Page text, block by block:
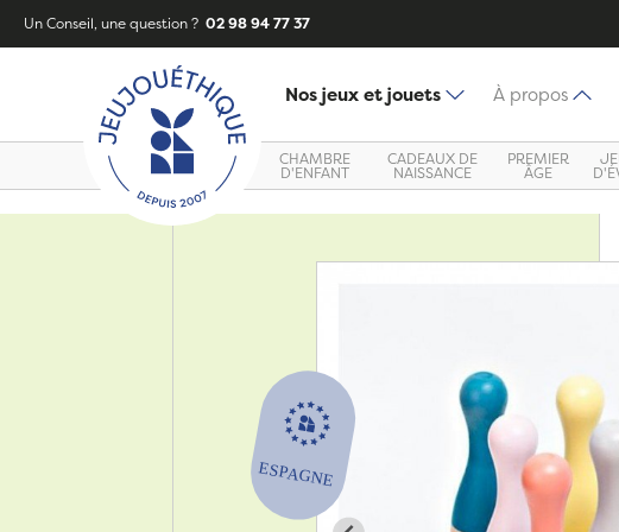
Un Conseil, une question ? 02 98 94 77 37
Nos jeux et jouets À propos
CHAMBRE
D'ENFANT
CADEAUX DE
NAISSANCE
PREMIER
ÂGE